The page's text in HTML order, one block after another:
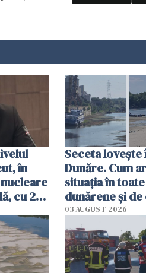
în
cu 2
trecută
Seceta
Dunăre. Cum
situația în
dunărene și de
România
efectele, deși a
în iulie
03 AUGUST 2026